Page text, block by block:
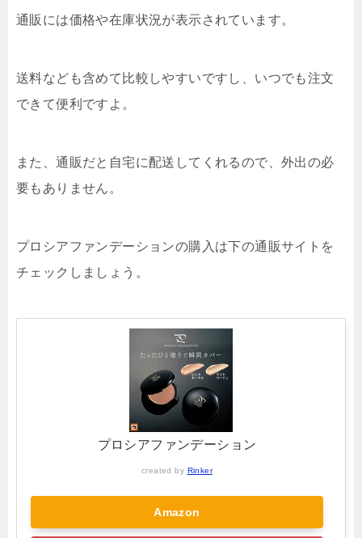
通販には価格や在庫状況が表示されています。
送料なども含めて比較しやすいですし、いつでも注文
できて便利ですよ。
また、通販だと自宅に配送してくれるので、外出の必
要もありません。
プロシアファンデーションの購入は下の通販サイトを
チェックしましょう。
プロシアファンデーション
created by Rinker
Amazon